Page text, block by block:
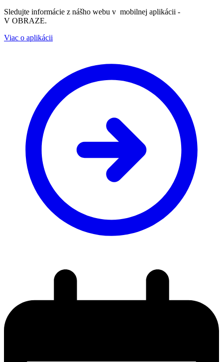
Sledujte informácie z nášho webu v mobilnej aplikácii -
V OBRAZE.
Viac o aplikácii